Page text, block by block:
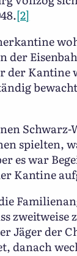
[2]
der
Schwarz-
spielten,
es war
Kantine
zweitweise
Jäger der
danach